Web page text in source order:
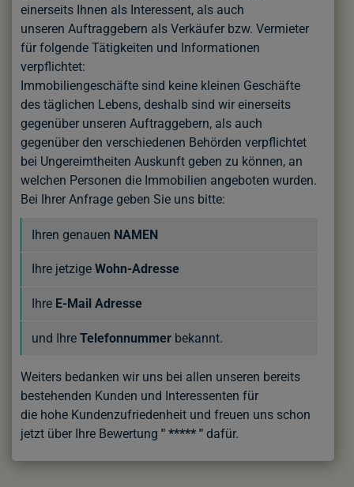
einerseits Ihnen als Interessent, als auch
unseren Auftraggebern als Verkäufer bzw. Vermieter
für folgende Tätigkeiten und Informationen
verpflichtet:
Immobiliengeschäfte sind keine kleinen Geschäfte
des täglichen Lebens, deshalb sind wir einerseits
gegenüber unseren Auftraggebern, als auch
gegenüber den verschiedenen Behörden verpflichtet
bei Ungereimtheiten Auskunft geben zu können, an
welchen Personen die Immobilien angeboten wurden.
Bei Ihrer Anfrage geben Sie uns bitte:
Ihren genauen NAMEN
Ihre jetzige Wohn-Adresse
Ihre E-Mail Adresse
und Ihre Telefonnummerbekannt.
Weiters bedanken wir uns bei allen unseren bereits
bestehenden Kunden und Interessenten für
die hohe Kundenzufriedenheit und freuen uns schon
jetzt über Ihre Bewertung " ***** " dafür.